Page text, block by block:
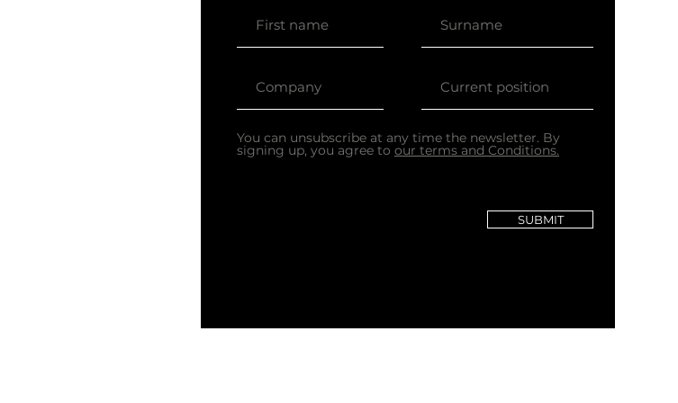
You can unsubscribe at any time the newsletter. By
signing up, you agree to our terms and Conditions.
SUBMIT